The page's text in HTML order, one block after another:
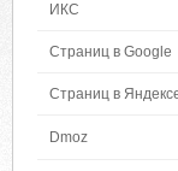
ИКС
Страниц в Google
Страниц в
Dmoz